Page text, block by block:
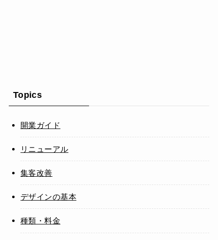
Topics
開業ガイド
リニューアル
集客改善
デザインの基本
種類・料金